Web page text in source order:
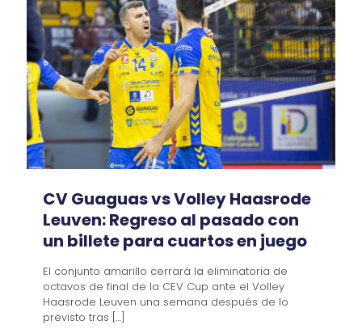
CV Guaguas vs Volley Haasrode
Leuven: Regreso al pasado con
un billete para cuartos en juego
El conjunto amarillo cerrará la eliminatoria de
octavos de final de la CEV Cup ante el Volley
Haasrode Leuven una semana después de lo
previsto tras […]